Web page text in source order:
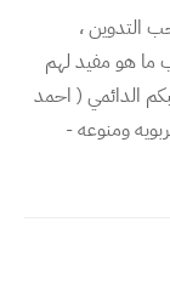
التدوين ،
ما هو مفيد لهم
الدائمي ( احمد
ومنوعه -